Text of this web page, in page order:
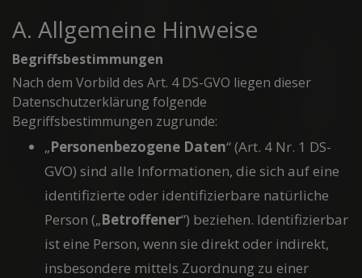
A. Allgemeine Hinweise
Begriffsbestimmungen
Nach dem Vorbild des Art. 4 DS-GVO liegen dieser
Datenschutzerklärung folgende
Begriffsbestimmungen zugrunde:
„Personenbezogene Daten“ (Art. 4 Nr. 1 DS-
GVO) sind alle Informationen, die sich auf eine
identifizierte oder identifizierbare natürliche
Person („Betroffener“) beziehen. Identifizierbar
ist eine Person, wenn sie direkt oder indirekt,
insbesondere mittels Zuordnung zu einer